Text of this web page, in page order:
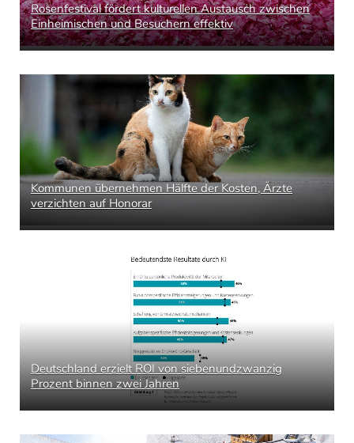
Rosenfestival fördert kulturellen Austausch zwischen
Einheimischen und Besuchern effektiv
Kommunen übernehmen Hälfte der Kosten, Ärzte
verzichten auf Honorar
Deutschland erzielt ROI von siebenundzwanzig
Prozent binnen zwei Jahren